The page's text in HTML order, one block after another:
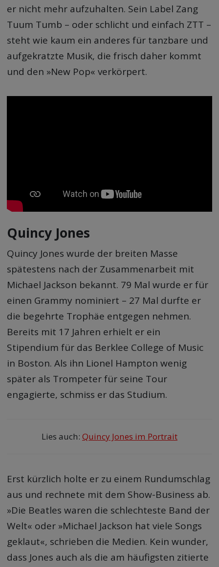
er nicht mehr aufzuhalten. Sein Label Zang
Tuum Tumb – oder schlicht und einfach ZTT –
steht wie kaum ein anderes für tanzbare und
aufgekratzte Musik, die frisch daher kommt
und den »New Pop« verkörpert.
Quincy Jones
Quincy Jones wurde der breiten Masse
spätestens nach der Zusammenarbeit mit
Michael Jackson bekannt. 79 Mal wurde er für
einen Grammy nominiert – 27 Mal durfte er
die begehrte Trophäe entgegen nehmen.
Bereits mit 17 Jahren erhielt er ein
Stipendium für das Berklee College of Music
in Boston. Als ihn Lionel Hampton wenig
später als Trompeter für seine Tour
engagierte, schmiss er das Studium.
Lies auch: Quincy Jones im Portrait
Erst kürzlich holte er zu einem Rundumschlag
aus und rechnete mit dem Show-Business ab.
»Die Beatles waren die schlechteste Band der
Welt« oder »Michael Jackson hat viele Songs
geklaut«, schrieben die Medien. Kein wunder,
dass Jones auch als die am häufigsten zitierte